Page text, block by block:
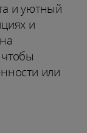
и уютный
и
или